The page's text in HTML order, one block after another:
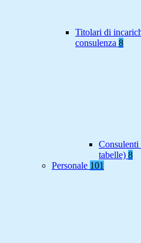
Titolari di
consulenza 8
Consulenti
tabelle) 8
Personale 101